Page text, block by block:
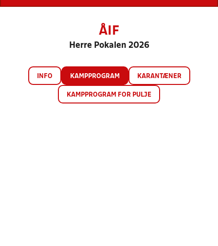
ÅIF
Herre Pokalen 2026
INFO KAMPPROGRAM KARANTÆNER
KAMPPROGRAM FOR PULJE